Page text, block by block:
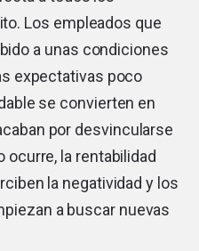
Los empleados que
a unas condiciones
expectativas poco
se convierten en
por desvincularse
ocurre, la rentabilidad
la negatividad y los
a buscar nuevas